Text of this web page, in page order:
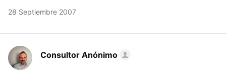
28 Septiembre 2007
Consultor Anónimo